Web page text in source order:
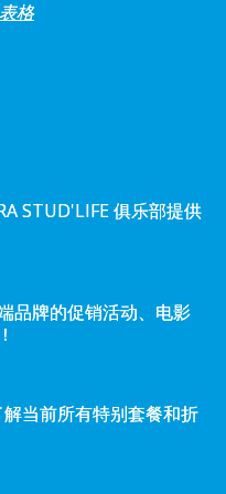
格
STUD'LIFE 俱乐部提供
品牌的促销活动、电影
当前所有特别套餐和折